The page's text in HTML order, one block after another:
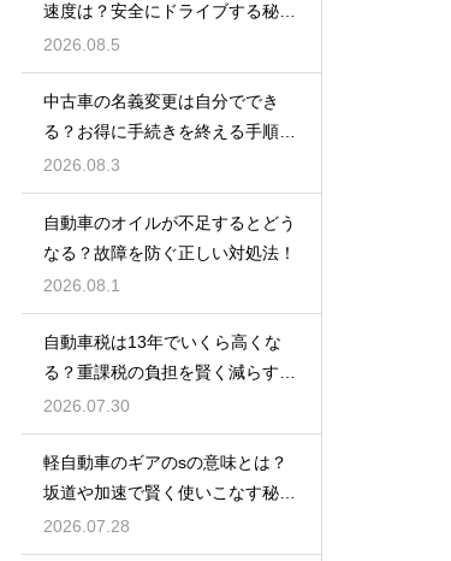
速度は？安全にドライブする秘
訣！
2026.08.5
中古車の名義変更は自分ででき
る？お得に手続きを終える手順を
解説
2026.08.3
自動車のオイルが不足するとどう
なる？故障を防ぐ正しい対処法！
2026.08.1
自動車税は13年でいくら高くな
る？重課税の負担を賢く減らす秘
訣
2026.07.30
軽自動車のギアのsの意味とは？
坂道や加速で賢く使いこなす秘
訣！
2026.07.28